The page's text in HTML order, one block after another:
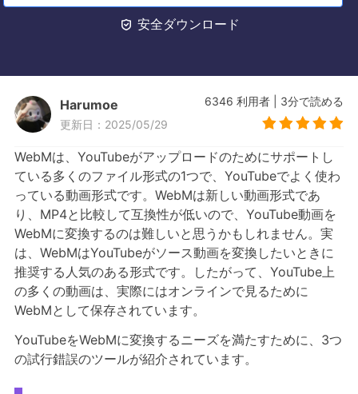
 安全ダウンロード
Harumoe
更新日：2025/05/29
6346 利用者 3分で読める
WebMは、YouTubeがアップロードのためにサポートし
ている多くのファイル形式の1つで、YouTubeでよく使わ
っている動画形式です。WebMは新しい動画形式であ
り、MP4と比較して互換性が低いので、YouTube動画を
WebMに変換するのは難しいと思うかもしれません。実
は、WebMはYouTubeがソース動画を変換したいときに
推奨する人気のある形式です。したがって、YouTube上
の多くの動画は、実際にはオンラインで見るために
WebMとして保存されています。
YouTubeをWebMに変換するニーズを満たすために、3つ
の試行錯誤のツールが紹介されています。